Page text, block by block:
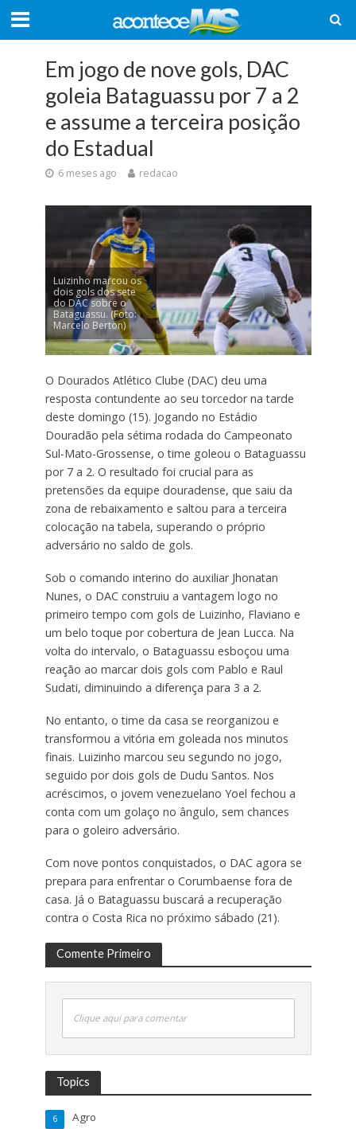
Em jogo de nove gols, DAC
goleia Bataguassu por 7 a 2
e assume a terceira posição
do Estadual
6 meses ago redacao
Luizinho marcou os
dois gols dos sete
do DAC sobre o
Bataguassu. (Foto:
Marcelo Berton)
O Dourados Atlético Clube (DAC) deu uma
resposta contundente ao seu torcedor na tarde
deste domingo (15). Jogando no Estádio
Douradão pela sétima rodada do Campeonato
Sul-Mato-Grossense, o time goleou o Bataguassu
por 7 a 2. O resultado foi crucial para as
pretensões da equipe douradense, que saiu da
zona de rebaixamento e saltou para a terceira
colocação na tabela, superando o próprio
adversário no saldo de gols.
Sob o comando interino do auxiliar Jhonatan
Nunes, o DAC construiu a vantagem logo no
primeiro tempo com gols de Luizinho, Flaviano e
um belo toque por cobertura de Jean Lucca. Na
volta do intervalo, o Bataguassu esboçou uma
reação ao marcar dois gols com Pablo e Raul
Sudati, diminuindo a diferença para 3 a 2.
No entanto, o time da casa se reorganizou e
transformou a vitória em goleada nos minutos
finais. Luizinho marcou seu segundo no jogo,
seguido por dois gols de Dudu Santos. Nos
acréscimos, o jovem venezuelano Yoel fechou a
conta com um golaço no ângulo, sem chances
para o goleiro adversário.
Com nove pontos conquistados, o DAC agora se
prepara para enfrentar o Corumbaense fora de
casa. Já o Bataguassu buscará a recuperação
contra o Costa Rica no próximo sábado (21).
Comente Primeiro
Clique aqui para comentar
Topics
Agro
6